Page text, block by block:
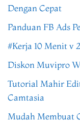
Dengan Cepat
Panduan FB Ads
#Kerja 10 Menit v
Diskon Muvipro
Tutorial Mahir
Camtasia
Mudah Membuat